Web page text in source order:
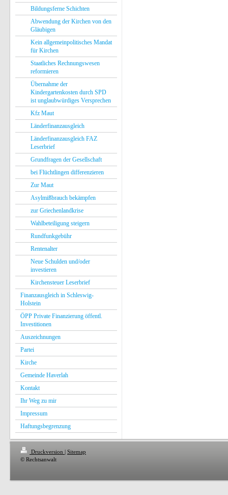
Bildungsferne Schichten
Abwendung der Kirchen von den
Gläubigen
Kein allgemeinpolitisches Mandat
für Kirchen
Staatliches Rechnungswesen
reformieren
Übernahme der
Kindergartenkosten durch SPD
ist unglaubwürdiges Versprechen
Kfz Maut
Länderfinanzausgleich
Länderfinanzausgleich FAZ
Leserbrief
Grundfragen der Gesellschaft
bei Flüchtlingen differenzieren
Zur Maut
Asylmißbrauch bekämpfen
zur Griechenlandkrise
Wahlbeteiligung steigern
Rundfunkgebühr
Rentenalter
Neue Schulden und/oder
investieren
Kirchensteuer Leserbrief
Finanzausgleich in Schleswig-
Holstein
ÖPP Private Finanzierung öffentl.
Investitionen
Auszeichnungen
Partei
Kirche
Gemeinde Haverlah
Kontakt
Ihr Weg zu mir
Impressum
Haftungsbegrenzung
Druckversion | Sitemap
© Rechtsanwalt